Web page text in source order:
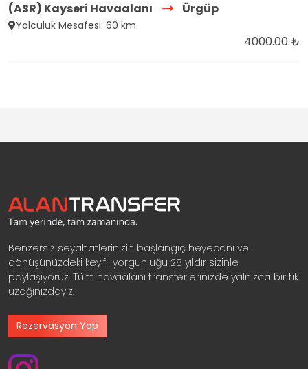
(ASR) Kayseri Havaalanı Ürgüp
Yolculuk Mesafesi: 60 km
4000.00 ₺
Benzersiz seyahatlerinizin başlangıç heyecanı ve
dönüşünüzdeki keyifli yorgunluğu 28 yıldır sizinle
paylaşıyoruz. Tüm havaalanı transferlerinizde yalnızca bir tık
uzağınızdayız.
Rezervasyon Yap